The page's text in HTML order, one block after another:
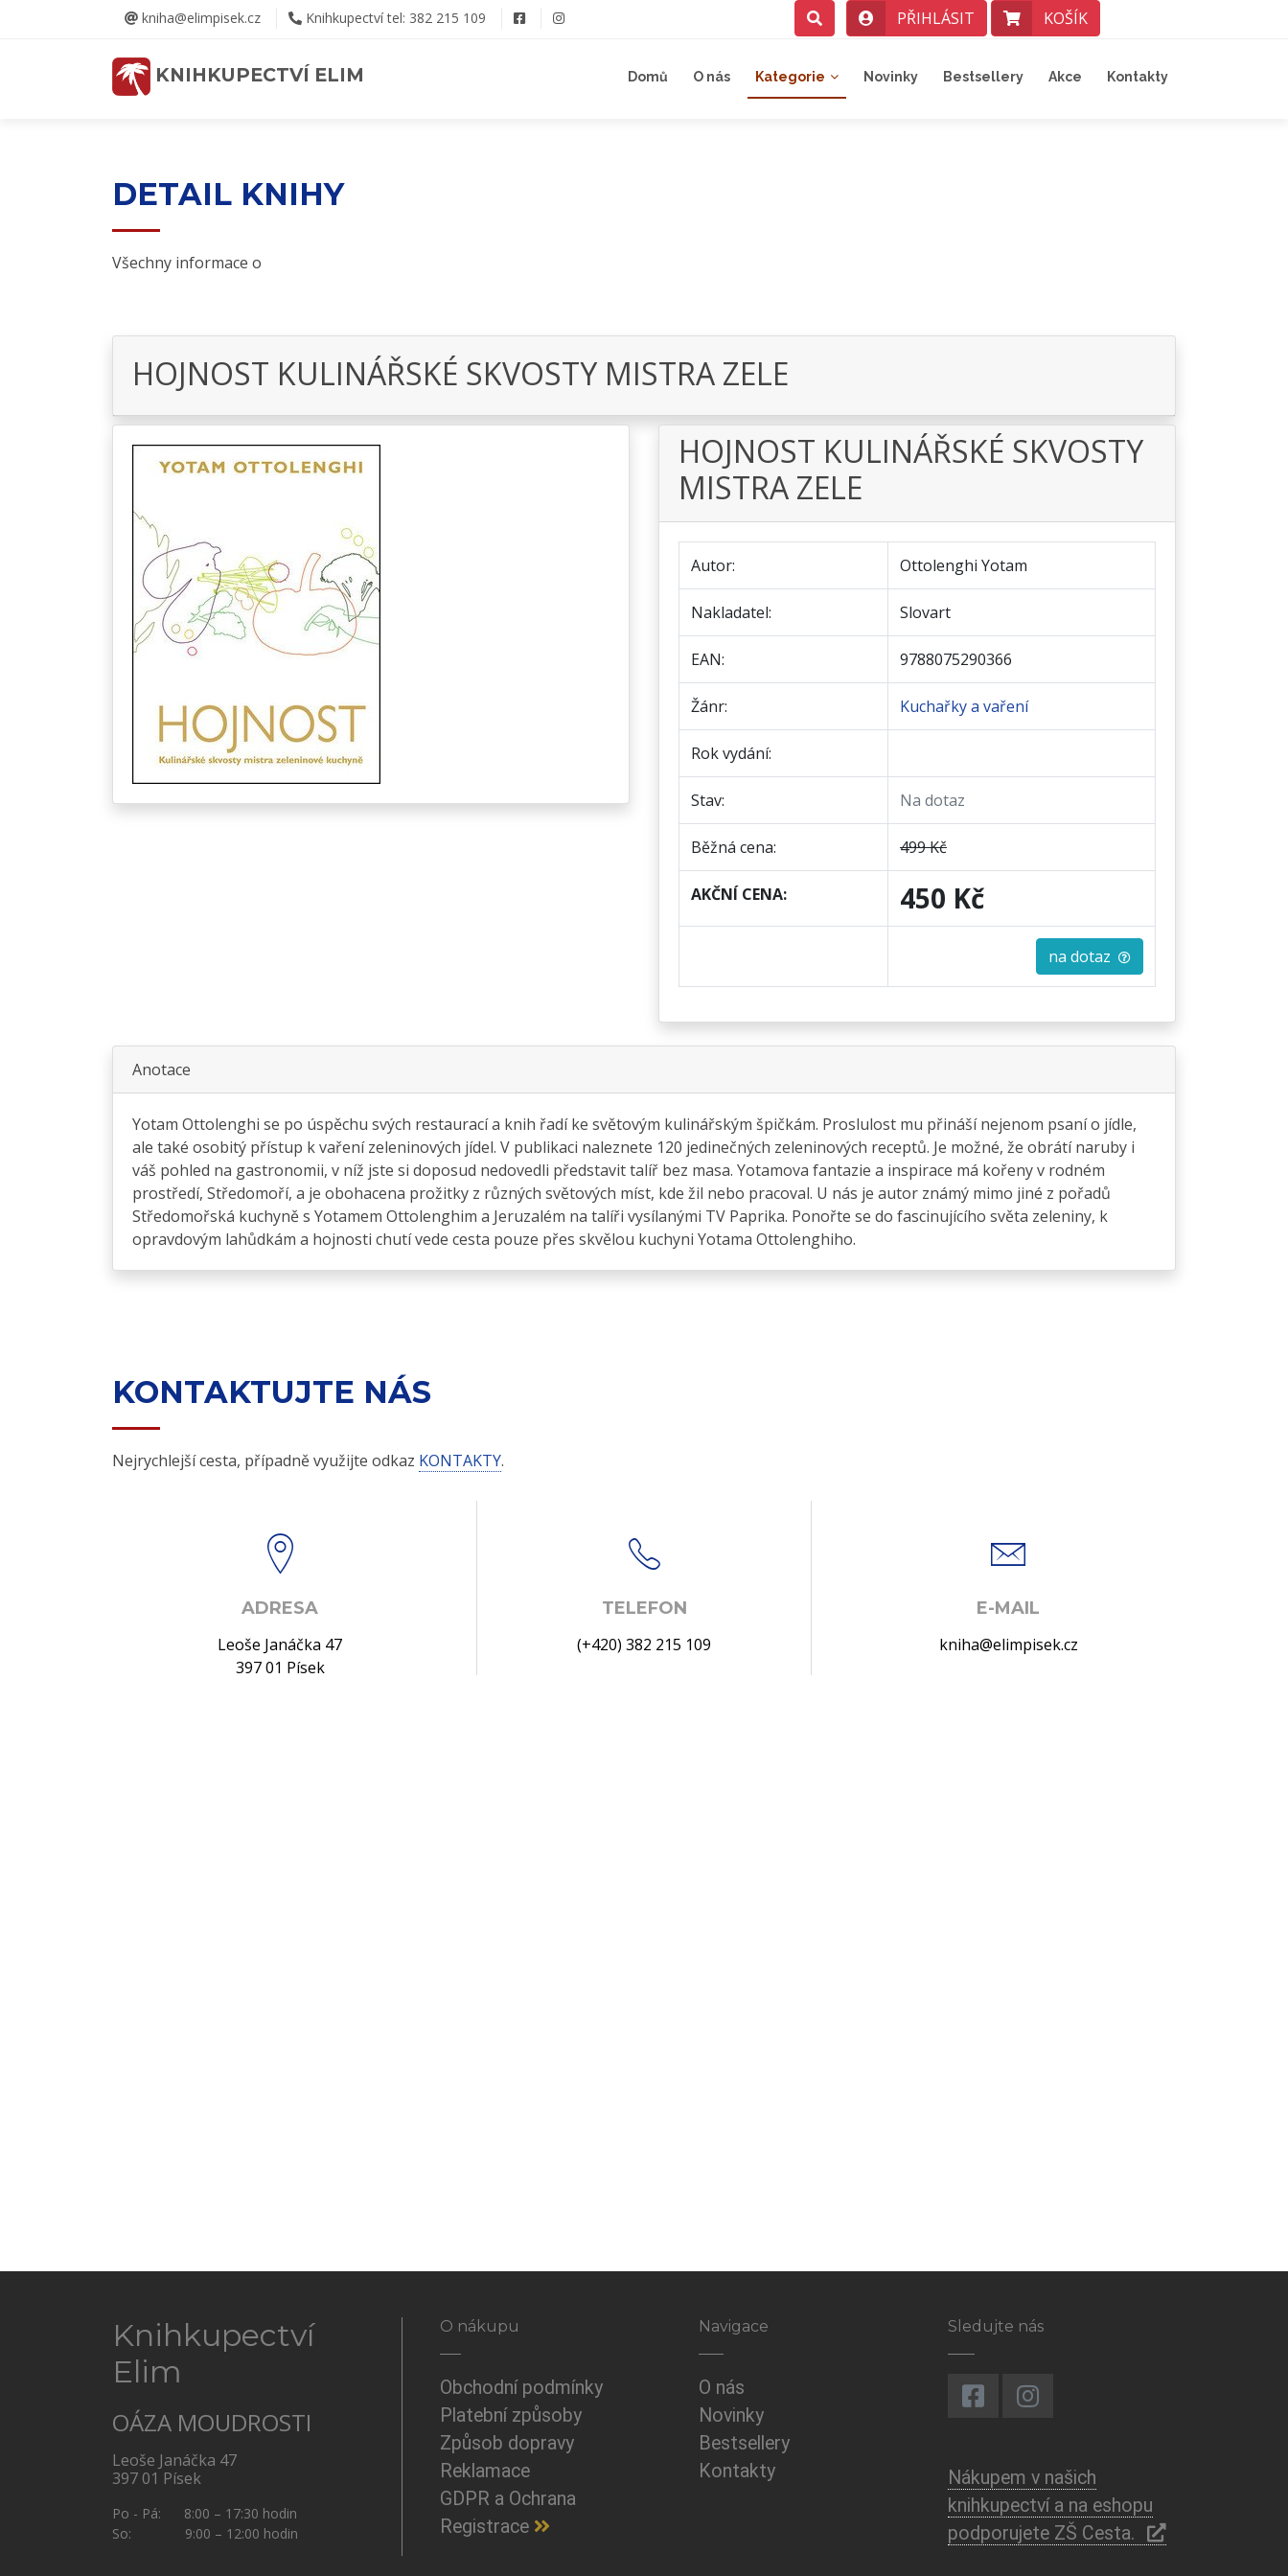
kniha@elimpisek.cz Knihkupectví tel: 382 215 109 PŘIHLÁSIT KOŠÍK
KNIHKUPECTVÍ ELIM Domů O nás Kategorie Novinky Bestsellery Akce Kontakty
DETAIL KNIHY
Všechny informace o
HOJNOST KULINÁŘSKÉ SKVOSTY MISTRA ZELE
HOJNOST KULINÁŘSKÉ SKVOSTY
MISTRA ZELE
Autor: Ottolenghi Yotam
Nakladatel: Slovart
EAN: 9788075290366
Žánr: Kuchařky a vaření
Rok vydání:
Stav: Na dotaz
Běžná cena: 499 Kč
AKČNÍ CENA: 450 Kč
na dotaz
Anotace
Yotam Ottolenghi se po úspěchu svých restaurací a knih řadí ke světovým kulinářským špičkám. Proslulost mu přináší nejenom psaní o jídle,
ale také osobitý přístup k vaření zeleninových jídel. V publikaci naleznete 120 jedinečných zeleninových receptů. Je možné, že obrátí naruby i
váš pohled na gastronomii, v níž jste si doposud nedovedli představit talíř bez masa. Yotamova fantazie a inspirace má kořeny v rodném
prostředí, Středomoří, a je obohacena prožitky z různých světových míst, kde žil nebo pracoval. U nás je autor známý mimo jiné z pořadů
Středomořská kuchyně s Yotamem Ottolenghim a Jeruzalém na talíři vysílanými TV Paprika. Ponořte se do fascinujícího světa zeleniny, k
opravdovým lahůdkám a hojnosti chutí vede cesta pouze přes skvělou kuchyni Yotama Ottolenghiho.
KONTAKTUJTE NÁS
Nejrychlejší cesta, případně využijte odkaz KONTAKTY.
ADRESA
Leoše Janáčka 47
397 01 Písek
TELEFON
(+420) 382 215 109
E-MAIL
kniha@elimpisek.cz
Knihkupectví
Elim
OÁZA MOUDROSTI
Leoše Janáčka 47
397 01 Písek
Po - Pá: 8:00 – 17:30 hodin
So: 9:00 – 12:00 hodin
O nákupu
Obchodní podmínky
Platební způsoby
Způsob dopravy
Reklamace
GDPR a Ochrana
Registrace
Navigace
O nás
Novinky
Bestsellery
Kontakty
Sledujte nás
Nákupem v našich
knihkupectví a na eshopu
podporujete ZŠ Cesta.